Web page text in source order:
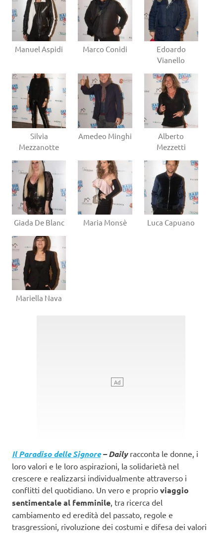
Manuel Aspidi Marco Conidi
Edoardo
Vianello
Silvia
Mezzanotte
Amedeo Minghi
Alberto
Mezzetti
Giada De Blanc Maria Monsè Luca Capuano
Mariella Nava
Il Paradiso delle Signore– Daily racconta le donne, i
loro valori e le loro aspirazioni, la solidarietà nel
crescere e realizzarsi individualmente attraverso i
conflitti del quotidiano. Un vero e proprio viaggio
sentimentale al femminile, tra ricerca del
cambiamento ed eredità del passato, regole e
trasgressioni, rivoluzione dei costumi e difesa dei valori